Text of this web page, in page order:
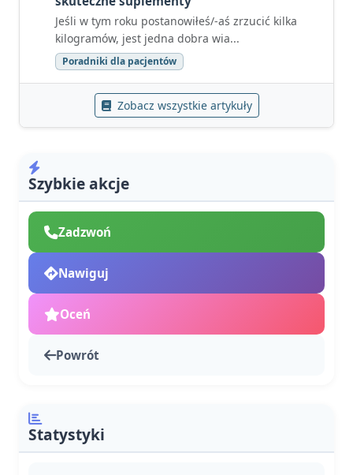
Jeśli w tym roku postanowiłeś/-aś zrzucić kilka
kilogramów, jest jedna dobra wia...
Poradniki dla pacjentów
Zobacz wszystkie artykuły
Szybkie akcje
Zadzwoń
Nawiguj
Oceń
Powrót
Statystyki